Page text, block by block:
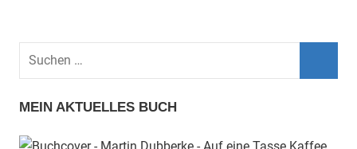
Suchen
nach:
MEIN AKTUELLES BUCH